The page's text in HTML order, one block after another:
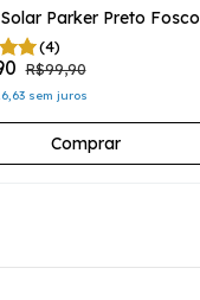
Parker Preto Fosco
(4)
R$99,90
sem juros